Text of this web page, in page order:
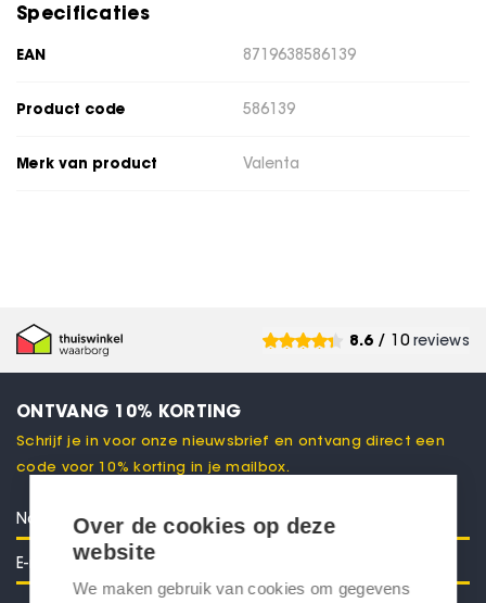
Specificaties
EAN 8719638586139
Product code 586139
Merk van product Valenta
8.6/ 10 reviews
ONTVANG 10% KORTING
Schrijf je in voor onze nieuwsbrief en ontvang direct een
code voor 10% korting in je mailbox.
Over de cookies op deze
website
We maken gebruik van cookies om gegevens